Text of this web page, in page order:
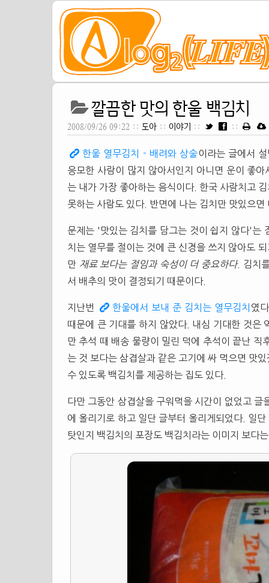
깔끔한 맛의 한울 백김치
2008/09/26 09:22 :: 도아 :: 이야기 :: ::
한울 열무김치 - 배려와 상술 이라는 글에서
응모한 사람이 많지 않아서인지 아니면 운이 좋
는 내가 가장 좋아하는 음식이다. 한국 사람치고
못하는 사람도 있다. 반면에 나는 김치만 맛있으
문제는 '맛있는 김치를 담그는 것이 쉽지 않다'는
치는 열무를 절이는 것에 큰 신경을 쓰지 않아도
만 재료 보다는 절임과 숙성이 더 중요하다. 김치
서 배추의 맛이 결정되기 때문이다.
지난번 한울에서 보내 준 김치는 열무김치 였
때문에 큰 기대를 하지 않았다. 내심 기대한 것은
만 추석 때 배송 물량이 밀린 덕에 추석이 끝난
는 것 보다는 삼겹살과 같은 고기에 싸 먹으면 맛
수 있도록 백김치를 제공하는 집도 있다.
다만 그동안 삼겹살을 구워먹을 시간이 없었고
에 올리기로 하고 일단 글부터 올리게되었다. 일
탓인지 백김치의 포장도 백김치라는 이미지 보다